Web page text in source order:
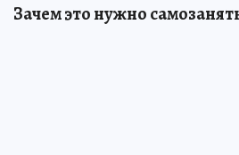
Зачем это нужно